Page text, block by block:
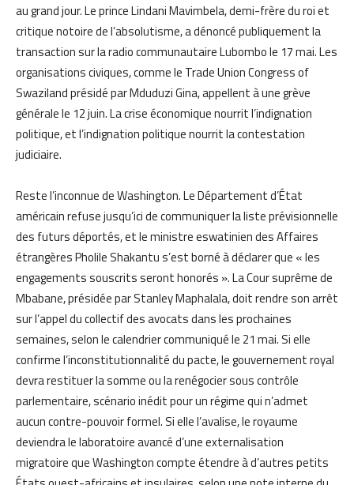
au grand jour. Le prince Lindani Mavimbela, demi-frère du roi et
critique notoire de l’absolutisme, a dénoncé publiquement la
transaction sur la radio communautaire Lubombo le 17 mai. Les
organisations civiques, comme le Trade Union Congress of
Swaziland présidé par Mduduzi Gina, appellent à une grève
générale le 12 juin. La crise économique nourrit l’indignation
politique, et l’indignation politique nourrit la contestation
judiciaire.
Reste l’inconnue de Washington. Le Département d’État
américain refuse jusqu’ici de communiquer la liste prévisionnelle
des futurs déportés, et le ministre eswatinien des Affaires
étrangères Pholile Shakantu s’est borné à déclarer que « les
engagements souscrits seront honorés ». La Cour suprême de
Mbabane, présidée par Stanley Maphalala, doit rendre son arrêt
sur l’appel du collectif des avocats dans les prochaines
semaines, selon le calendrier communiqué le 21 mai. Si elle
confirme l’inconstitutionnalité du pacte, le gouvernement royal
devra restituer la somme ou la renégocier sous contrôle
parlementaire, scénario inédit pour un régime qui n’admet
aucun contre-pouvoir formel. Si elle l’avalise, le royaume
deviendra le laboratoire avancé d’une externalisation
migratoire que Washington compte étendre à d’autres petits